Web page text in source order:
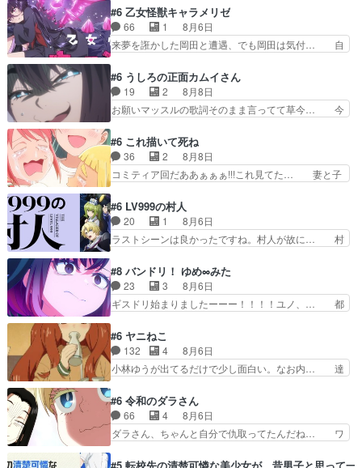
ンゴル政治」国家の表舞台に… 前回のシタラと対
比したおおらかな笑顔が印… 戦争よりも経済の領
域をその視野に入れてい…
のアニメの演出、同じCloverWor… 貞宗の思考を
読み切れなかったのは、経験の… 信濃仮面いった
い誰なんだ！役に立ちたいで… 人形だったり将棋
だったり、諏訪神党の三大… ・これ罠じゃない
意味。特に諏訪の地は山… 薄々思ってたけど実写
パートに対する熱意が… 亜也子ちゃん面白い親父
さんが無事で良かっ…
#6 乙女怪獣キャラメリゼ
66 1
8月6日
来夢を誑かした岡田と遭遇、でも岡田は気付… 自
なからのメイク道具が、らいりーさんを… らいり
ーの影響で理想に向けて努力する黒絵… コングと
ゴ〇ラの怪獣大決戦!?w黒絵の友… らいりーが己
のルッキズムと相対する話とし… らいりーさんが
の小河内ダムに来た黒絵た… ライリーが好きだっ
たクズ男ハルゴンが懲ら… メイクでちょっと勇気
出てる黒絵ちゃん可愛…
#6 うしろの正面カムイさん
19 2
8月8日
お願いマッスルの歌詞そのまま言ってて草今… 今
大量に成仏させた ジェットババアの亜… 1日で
6人は流石絶倫カムイ婆もしっかり抱… 今回は交
通悪霊の除霊ツアー。Aパはいつも… 前半の霊カ
モみたいになってるよねwジェッ… 今回はいつも
んを怪異と見間違え叫んでお… 交通系悪霊除霊ツ
アー編！どっちが悪かよく… よく見ないと気付け
ない2つのエピソードに…
#6 これ描いて死ね
36 2
8月8日
コミティア回だああぁぁぁ!!!これ見てた… 妻と子
らえた最初の一冊お客にプロポーズ… 遅れて5
話，コミティア前哨戦ですが，ここ… 「同情は創
作の敵」いい言葉だ。でも応援す… 東京で開かれ
る即売会に行って自分たちの本… 一冊売る事の苦
けはったねー編集さん。同… 自分の妄想を買って
くれる人がいるというも… 初めて自分の漫画が売
れた時の感動、懐かし…
#6 LV999の村人
20 1
8月6日
ラストシーンは良かったですね。村人が故に… 村
スと10年後に結婚の約束をした鏡ずっ… カジノ
スタッフ募集するも集まらない更に追… 王命でク
ルルの監視をすることになったデビ… 最強の村
人・鏡との出会いで少しは変わった… やはり何か
への恨みは根深そうやね姫を舐… 新キャラが登場
早々変態扱いされてる件。タ… まだまだお元気そ
うなお声で……不意打ち過…
#8 バンドリ！ ゆめ∞みた
23 3
8月6日
ギスドリ始まりましたーーー！！！！ユノ、… 都
復を見守っていかないと、ですね！！み… 開幕聞
き取りスタッフに定治いなかった？ま… ののちゃ
んのお手当てはお節介だったりする… ビオラの立
ち回り害悪すぎるお近づきの印が… ・律っちゃん
一難、律がビオラの呪縛から… 「私はあなたが嫌
いなんです」「バンドやめ… 何が起きているの
か！？次週、みゅーたいぷ…
#6 ヤニねこ
132 4
8月6日
小林ゆうが出てるだけで少し面白い。なお内… 達
マドンってなんなん！？人見知りっぽい… なんな
ら下ネタ0じゃなかったかこんな回が… 他のエピ
ソードに対してマイルドな回だった… 今回はだい
ぶある程度抑えてる？w感じな気… アルねこ、そ
#6 令和のダラさん
66 4
8月6日
ダラさん、ちゃんと自分で仇取ってたんだね… ワ
ットに憧れてビーム撃ちたいと…そうい… 余りに